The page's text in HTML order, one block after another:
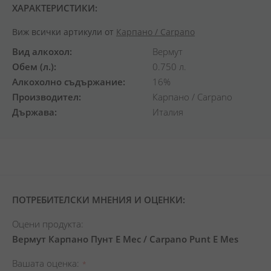
ХАРАКТЕРИСТИКИ:
Виж всички артикули от Карпано / Carpano
Вид алкохол
Вермут
Обем (л.)
0.750 л.
Алкохолно съдържание
16%
Производител
Карпано / Carpano
Държава
Италия
ПОТРЕБИТЕЛСКИ МНЕНИЯ И ОЦЕНКИ:
Оцени продукта:
Вермут Карпано Пунт Е Мес / Carpano Punt E Mes
Вашата оценка